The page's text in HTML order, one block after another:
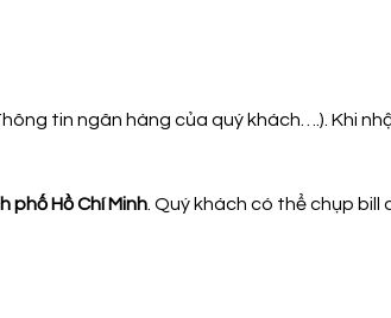
tin ngân hàng của quý khách….). Khi
phố Hồ Chí Minh . Quý khách có thể chụp